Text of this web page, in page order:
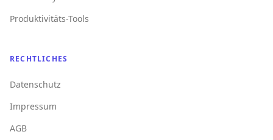
Produktivitäts-Tools
RECHTLICHES
Datenschutz
Impressum
AGB